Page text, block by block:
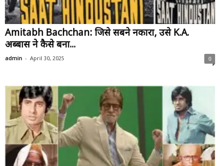
Amitabh Bachchan: जिसे सबने नकारा, उसे K.A.
अब्बास ने कैसे बना...
admin - April 30, 2025 0